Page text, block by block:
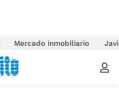
Mercado inmobiliario